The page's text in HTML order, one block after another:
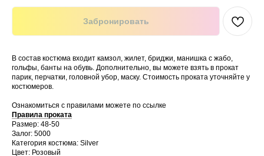
Забронировать
В состав костюма входит камзол, жилет, бриджи, манишка с жабо,
гольфы, банты на обувь. Дополнительно, вы можете взять в прокат
парик, перчатки, головной убор, маску. Стоимость проката уточняйте у
костюмеров.
Ознакомиться с правилами можете по ссылке
Правила проката
Размер: 48-50
Залог: 5000
Категория костюма: Silver
Цвет: Розовый